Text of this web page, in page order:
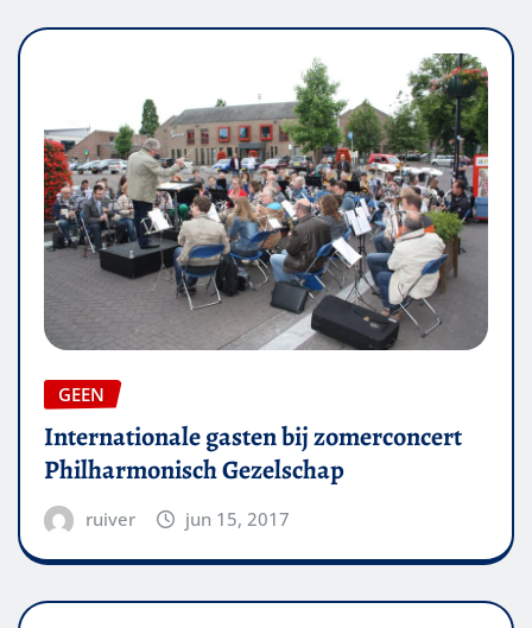
GEEN
Internationale gasten bij zomerconcert
Philharmonisch Gezelschap
ruiver jun 15, 2017